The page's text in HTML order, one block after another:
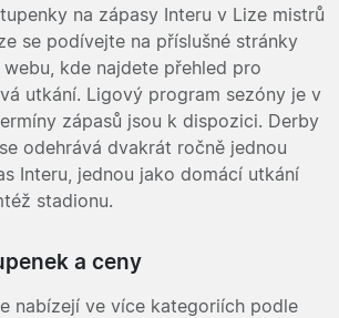
na zápasy Interu v Lize mistrů
se podívejte na příslušné stránky
kde najdete přehled pro
utkání. Ligový program sezóny je v
zápasů jsou k dispozici. Derby
odehrává dvakrát ročně jednou
Interu, jednou jako domácí utkání
stadionu.
a ceny
nabízejí ve více kategoriích podle